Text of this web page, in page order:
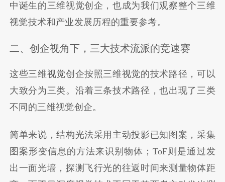
中诞生的三维视觉创企，也成为我们观察整个三维
视觉技术和产业发展历程的重要参考。
二、创企视角下，三大技术流派的竞速赛
这些三维视觉创企按照三维视觉的技术路径，可以
大致分为三类。沿着三条技术路径，也出现了三类
不同的三维视觉创企。
简单来说，结构光法采用主动投影已知图案，采集
图案形变信息的方法来识别物体；ToF则是通过发
出一面光墙，探测飞行光的往返时间来测量物体距